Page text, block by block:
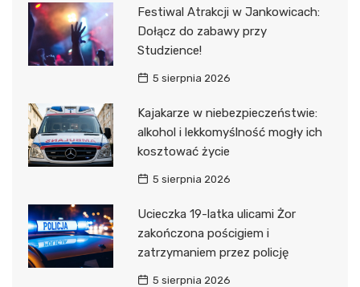
Festiwal Atrakcji w Jankowicach:
Dołącz do zabawy przy
Studzience!
5 sierpnia 2026
Kajakarze w niebezpieczeństwie:
alkohol i lekkomyślność mogły ich
kosztować życie
5 sierpnia 2026
Ucieczka 19-latka ulicami Żor
zakończona pościgiem i
zatrzymaniem przez policję
5 sierpnia 2026